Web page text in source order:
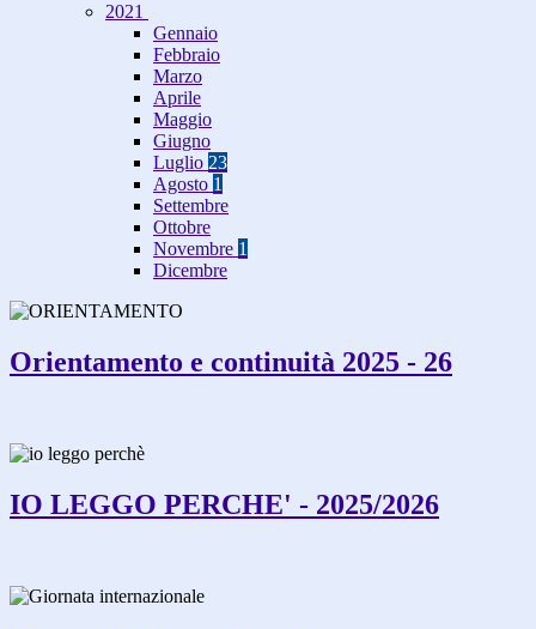
2021
Gennaio
Febbraio
Marzo
Aprile
Maggio
Giugno
Luglio 23
Agosto 1
Settembre
Ottobre
Novembre 1
Dicembre
Orientamento e continuità 2025 - 26
IO LEGGO PERCHE' - 2025/2026